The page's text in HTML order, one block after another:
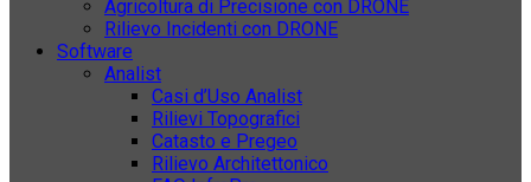
Agricoltura di Precisione con DRONE
Rilievo Incidenti con DRONE
Software
Analist
Casi d’Uso Analist
Rilievi Topografici
Catasto e Pregeo
Rilievo Architettonico